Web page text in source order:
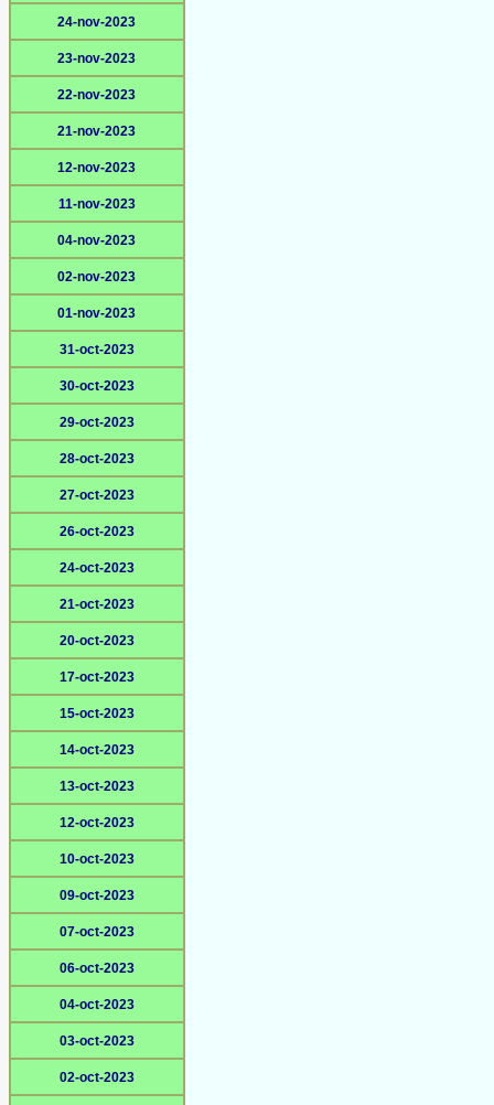
24-nov-2023
23-nov-2023
22-nov-2023
21-nov-2023
12-nov-2023
11-nov-2023
04-nov-2023
02-nov-2023
01-nov-2023
31-oct-2023
30-oct-2023
29-oct-2023
28-oct-2023
27-oct-2023
26-oct-2023
24-oct-2023
21-oct-2023
20-oct-2023
17-oct-2023
15-oct-2023
14-oct-2023
13-oct-2023
12-oct-2023
10-oct-2023
09-oct-2023
07-oct-2023
06-oct-2023
04-oct-2023
03-oct-2023
02-oct-2023